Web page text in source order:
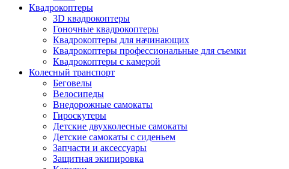
Квадрокоптеры
3D квадрокоптеры
Гоночные квадрокоптеры
Квадрокоптеры для начинающих
Квадрокоптеры профессиональные для съемки
Квадрокоптеры с камерой
Колесный транспорт
Беговелы
Велосипеды
Внедорожные самокаты
Гироскутеры
Детские двухколесные самокаты
Детские самокаты с сиденьем
Запчасти и аксессуары
Защитная экипировка